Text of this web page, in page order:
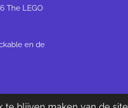
The LEGO
en de
byJouwWeb